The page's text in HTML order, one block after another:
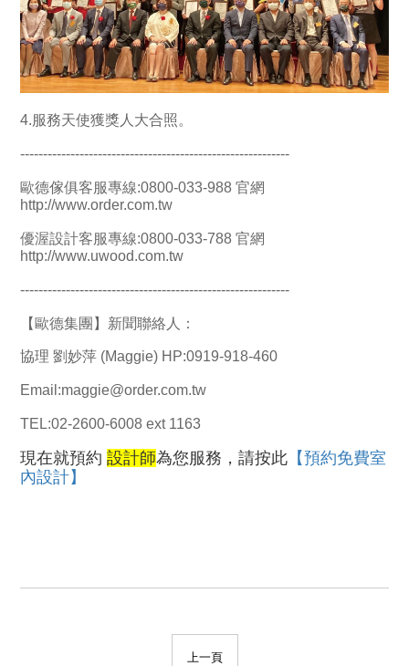
4.服務天使獲獎人大合照。
-----------------------------------------------------------
歐德傢俱客服專線:0800-033-988 官網
http://www.order.com.tw
優渥設計客服專線:0800-033-788 官網
http://www.uwood.com.tw
-----------------------------------------------------------
【歐德集團】新聞聯絡人：
協理 劉妙萍 (Maggie) HP:0919-918-460
Email:maggie@order.com.tw
TEL:02-2600-6008 ext 1163
現在就預約設計師為您服務，請按此 【預約免費室
內設計】
上一頁